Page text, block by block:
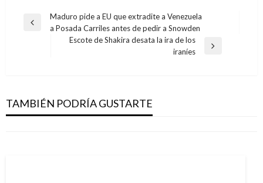
Navegación
Entrada
Maduro pide a EU que extradite a Venezuela
a Posada Carriles antes de pedir a Snowden
Escote de Shakira desata la ira de los
iraníes
TAMBIÉN PODRÍA GUSTARTE
terminar 50 años de guerra
Manuel Reyes Beltran miércoles agosto 24, 2016
las Farc